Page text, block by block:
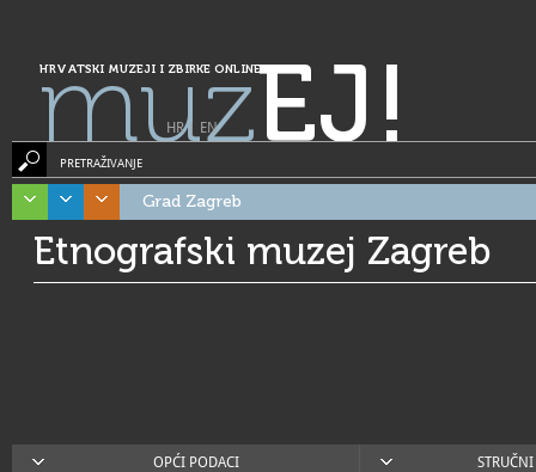
HRVATSKI MUZEJI I ZBIRKE ONLINE
muzEJ!
HR| EN
PRETRAŽIVANJE
Grad Zagreb
Etnografski muzej Zagreb
OPĆI PODACI